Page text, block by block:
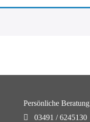
Persönliche Beratung
03491 / 6245130